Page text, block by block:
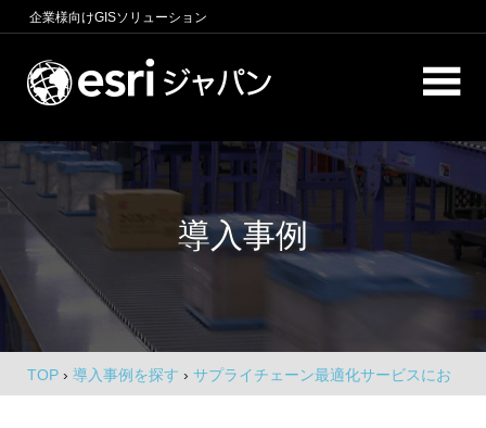
ン
へ
キ
企業様向けGISソリューション
ー
シ
ン
ン
テ
商
圏
析、
マ
ー
ケ
テ
導入事例
TOP › 導入事例を探す › サプライチェーン最適化サービスにお
ける ArcGIS 活用